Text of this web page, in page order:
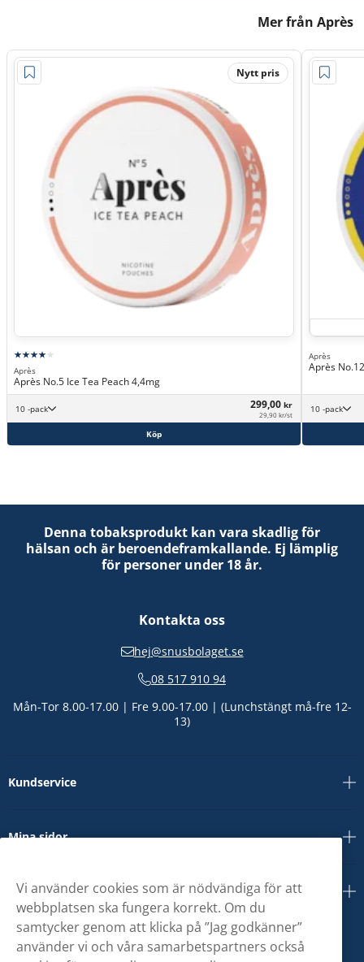
Mer från Après
Nytt pris
Après
Après No.5 Ice Tea Peach 4,4mg
10 -pack 299,00 kr
29,90 kr/st
Köp
Après
Après
10 -pack
Denna tobaksprodukt kan vara skadlig för
hälsan och är beroendeframkallande. Ej lämplig
för personer under 18 år.
Kontakta oss
hej@snusbolaget.se
08 517 910 94
Mån-Tor 8.00-17.00 | Fre 9.00-17.00 | (Lunchstängt må-fre 12-
13)
Kundservice
Mina sidor
Om oss
Vi använder cookies som är nödvändiga för att
webbplatsen ska fungera korrekt. Om du
samtycker genom att klicka på ”Jag godkänner”
använder vi och våra samarbetspartners också